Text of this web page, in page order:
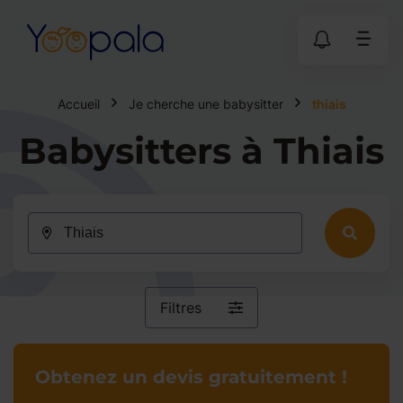
Accueil Je cherche une babysitter thiais
Babysitters à Thiais
Filtres
Obtenez un devis gratuitement !